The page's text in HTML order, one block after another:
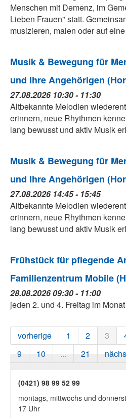
Menschen mit Demenz, im
Lieben Frauen" statt.
musizieren, malen oder auf
Musik & Bewegung für
und Ihre Angehörigen
27.08.2026 10:30 - 11:30
Altbekannte Melodien
erinnern, neue Rhythmen
lang bewusst und aktiv Musik
Musik & Bewegung für
und Ihre Angehörigen
27.08.2026 14:45 - 15:45
Altbekannte Melodien
erinnern, neue Rhythmen
lang bewusst und aktiv Musik
Frühstück für pflegende
Familienzentrum Mobile
28.08.2026 09:30 - 11:00
jeden 2. und 4. Freitag im
vorherige 1 2 3
9
10 ... 21
(0421) 98 99 52 99
montags, mittwochs und
17 Uhr